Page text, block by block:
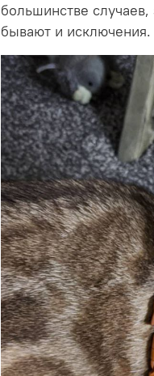
большинстве
бывают и исключения.